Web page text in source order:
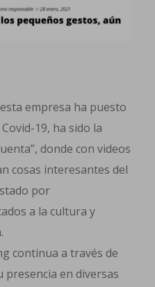
empresa ha puesto
19, ha sido la
donde con videos
cosas interesantes del
por
a la cultura y
continua a través de
presencia en diversas